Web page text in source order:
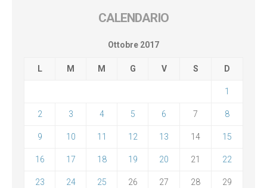
CALENDARIO
Ottobre 2017
L M M G V S D
1
2 3 4 5 6 7 8
9 10 11 12 13 14 15
16 17 18 19 20 21 22
23 24 25 26 27 28 29